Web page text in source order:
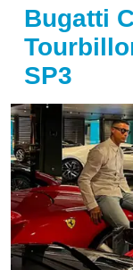
Bugatti
SP3